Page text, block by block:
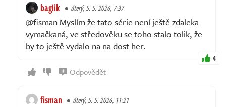
baglik úterý, 5. 5. 2026, 7:37
@fisman Myslím že tato série není ještě zdaleka
vymačkaná, ve středověku se toho stalo tolik, že
by to ještě vydalo na na dost her.
4
Odpovědět
fisman úterý, 5. 5. 2026, 11:21